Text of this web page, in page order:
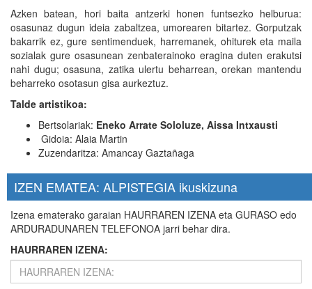
Azken batean, hori baita antzerki honen funtsezko helburua:
osasunaz dugun ideia zabaltzea, umorearen bitartez. Gorputzak
bakarrik ez, gure sentimenduek, harremanek, ohiturek eta maila
sozialak gure osasunean zenbaterainoko eragina duten erakutsi
nahi dugu; osasuna, zatika ulertu beharrean, orekan mantendu
beharreko osotasun gisa aurkeztuz.
Talde artistikoa:
Bertsolariak: Eneko Arrate Sololuze, Aissa Intxausti
Gidoia: Alaia Martin
Zuzendaritza: Amancay Gaztañaga
IZEN EMATEA: ALPISTEGIA ikuskizuna
Izena ematerako garaian HAURRAREN IZENA eta GURASO edo
ARDURADUNAREN TELEFONOA jarri behar dira.
HAURRAREN IZENA: